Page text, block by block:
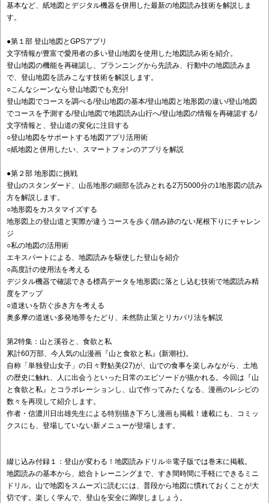
基本など、紙地図とデジタル機器を併用した最新の地図読み技術を解説しま
す。
●第１部 登山地図とGPSアプリ
文字情報が豊富で愛用者の多い登山地図を使用した地図読み術を紹介。
登山地図の機能を再確認し、プランニングから先読み、行動中の地図読みま
で、登山地図を読みこなす技術を解説します。
○こんなシーンなら登山地図でも充分!
登山地図でコースを調べる/登山地図の基本/登山地図と地形図の違い/登山地図
でコースを予測する/登山地図で地図読み山行へ/登山地図の情報を再確認する/
文字情報と、登山道の変化に注目する
○登山地図をサポートする地図アプリ活用術
○紙地図と併用したい、スマートフォンのアプリを解説
●第２部 地形図に挑戦
登山のスタンダード、山岳地形の細部を読みとれる2万5000分の1地形図の読み
方を解説します。
○地形図をカスタマイズする
地形図上の登山道と実際が違うコースを歩く/踏み跡のない尾根下りにチャレン
ジ
○私の地図の活用術
エキスパートによる、地図読みを駆使した登山を紹介
○高度計の使用法を考える
デジタル機器で確認できる標高データを地形図に落とし込む技術で地図読み精
度をアップ
○道迷いを防ぐ歩き方を考える
奥多摩の道迷い多発地帯をたどり、未然防止策とリカバリ法を解説
第2特集：山と溪谷と、食欲と私
累計60万部、今人気の山漫画『山と食欲と私』(新潮社)。
自称「単独登山女子」の日々野鮎美(27)が、山での食事を楽しみながら、土地
の歴史に触れ、人に出会うといった日常のエピソードが描かれる。今回は『山
と食欲と私』とコラボレーションし、山で作ってみたくなる、漫画のレシピの
数々を再現して紹介します。
作者・信濃川日出雄先生による特別描き下ろし漫画も掲載！連載にも、コミッ
クスにも、登場していない新メニューが登場します。
綴じ込み付録１：登山が変わる！地図読みドリル※電子版では巻末に掲載。
地図読みの基本から、総合トレーニングまで、すき間時間に手軽にできるミニ
ドリル。山で地図をスムーズに読むには、普段から地図に慣れておくことが大
切です。楽しく学んで、登山を安全に満喫しましょう。